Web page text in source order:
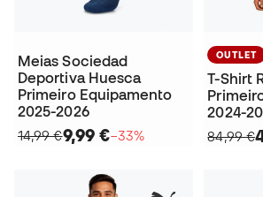
Meias Sociedad
Deportiva Huesca
Primeiro Equipamento
2025-2026
14,99 €9,99 €−33%
OUTLET
T-Shirt
2024-
84,99 €